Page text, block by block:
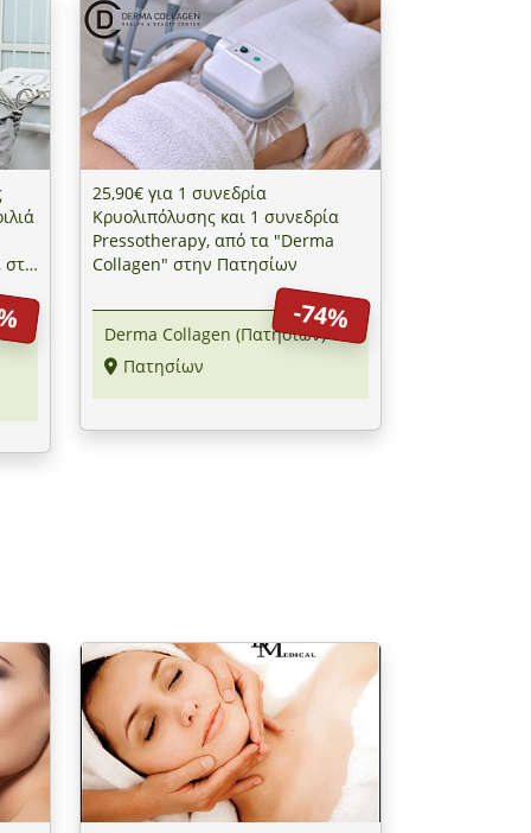
στο
25,90€ για 1 συνεδρία
Κρυολιπόλυσης και 1 συνεδρία
Pressotherapy, από τα "Derma
Collagen" στην Πατησίων
-74%
Derma Collagen (Πατησίων)
Πατησίων